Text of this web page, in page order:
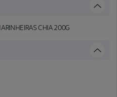
CHIA 200G